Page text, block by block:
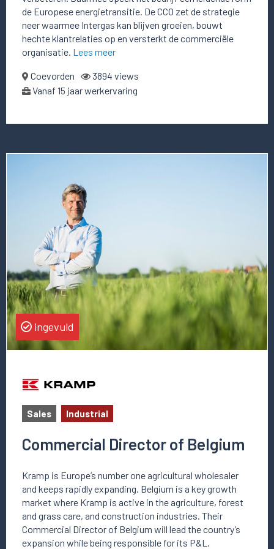
de Europese energietransitie. De CCO zet de strategie
neer waarmee Intergas kan blijven groeien, bouwt
hechte klantrelaties op en versterkt de commerciële
organisatie. Lees meer
Coevorden
3894 views
Vanaf 15 jaar werkervaring
Commercial
Director
Belgium
ingevuld
Sales Industrial
Commercial Director of Belgium
Kramp is Europe’s number one agricultural wholesaler
and keeps rapidly expanding. Belgium is a key growth
market where Kramp is active in the agriculture, forest
and grass care, and construction industries. Their
Commercial Director of Belgium will lead the country’s
expansion while being responsible for its P&L.